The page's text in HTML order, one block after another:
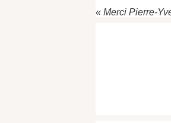
« Merci Pierre-